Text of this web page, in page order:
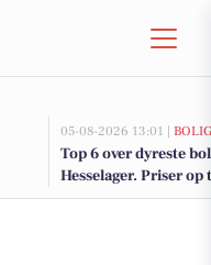
05-08-2026 13:01 |
Top 6 over dyreste
Hesselager. Priser